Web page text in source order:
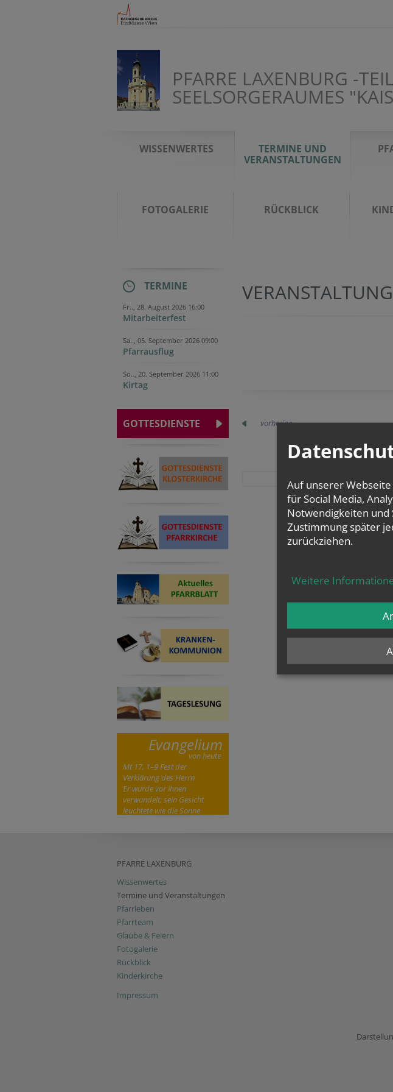
PFARRE LAXENBURG -
SEELSORGERAUMES
WISSENWERTES
TERMINE UND
VERANSTALTUNGEN
FOTOGALERIE RÜCKBLICK
TERMINE
Fr.., 28. August 2026 16:00
Mitarbeiterfest
Sa.., 05. September 2026 09:00
Pfarrausflug
So.., 20. September 2026 11:00
Kirtag
GOTTESDIENSTE
Evangelium
von heute
Mt 17, 1–9 Fest der
Verklärung des Herrn
Er wurde vor ihnen
verwandelt; sein Gesicht
leuchtete wie die Sonne
vorherige
PFARRE LAXENBURG
Wissenwertes
Termine und Veranstaltungen
Pfarrleben
Pfarrteam
Glaube & Feiern
Fotogalerie
Rückblick
Kinderkirche
Impressum
Auf unserer
für Social Media,
Notwendigkeiten und
Zustimmung später
zurückziehen.
Weitere